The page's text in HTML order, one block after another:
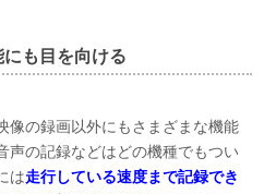
も目を向ける
像の録画以外にもさまざまな機能
声の記録などはどの機種でもつい
は走行している速度まで記録でき